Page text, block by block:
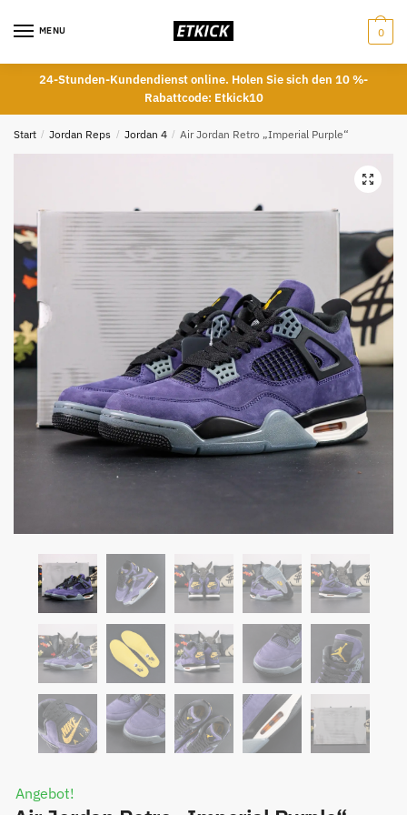
MENU 0
24-Stunden-Kundendienst online. Holen Sie sich den 10 %-
Rabattcode: Etkick10
Start / Jordan Reps / Jordan 4 / Air Jordan Retro „Imperial Purple“
Angebot!